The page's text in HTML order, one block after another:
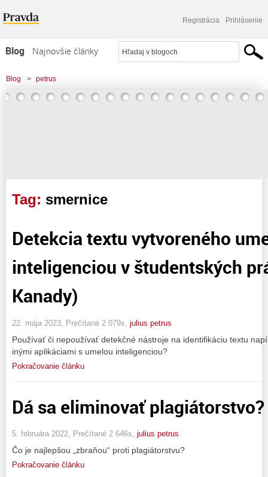
Registrácia Prihlásenie
Blog
Najnovšie články
Najčítanejšie články
Najkomentovanejšie články
Blog > petrus
Tag: smernice
Detekcia textu vytvoreného
inteligenciou v študentských
Kanady)
22. mája 2023, Prečítané 2 079x, julius petrus
Používať či nepoužívať detekčné nástroje na identifikáciu textu
inými aplikáciami s umelou inteligenciou?
Pokračovanie článku
Dá sa eliminovať plagiátorstvo?
5. februára 2022, Prečítané 2 646x, julius petrus
Čo je najlepšou „zbraňou“ proti plagiátorstvu?
Pokračovanie článku